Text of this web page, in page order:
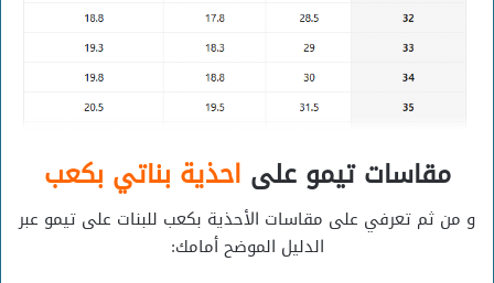
مقاسات تيمو على احذية بناتي بكعب
و من ثم تعرفي على مقاسات الأحذية بكعب للبنات على تيمو عبر
الدليل الموضح أمامك: